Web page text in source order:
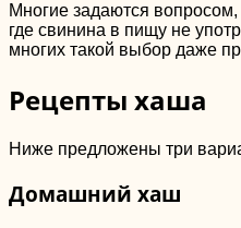
Многие задаются
где свинина в пищу не
многих такой выбор даже
Рецепты хаша
Ниже предложены три
Домашний хаш